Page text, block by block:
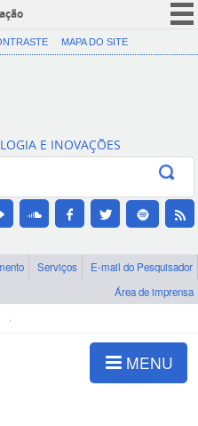
CORONAVÍRUS (COVID-19)
Canais
MAPA DO SITE
E INOVAÇÕES
Serviços
E-mail do Pesquisador
Área de imprensa
MENU